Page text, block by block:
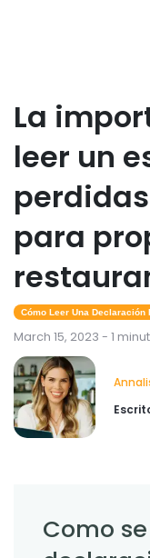
La
leer un
para
Cómo Leer Una Declaración
March 15, 2023 - 1
Como